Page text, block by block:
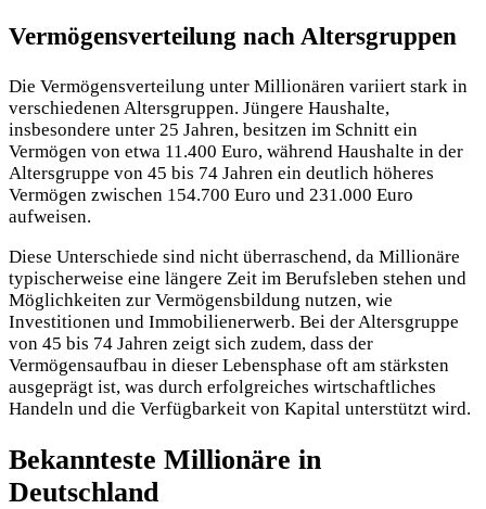
Vermögensverteilung nach Altersgruppen
Die Vermögensverteilung unter Millionären variiert stark in
verschiedenen Altersgruppen. Jüngere Haushalte,
insbesondere unter 25 Jahren, besitzen im Schnitt ein
Vermögen von etwa 11.400 Euro, während Haushalte in der
Altersgruppe von 45 bis 74 Jahren ein deutlich höheres
Vermögen zwischen 154.700 Euro und 231.000 Euro
aufweisen.
Diese Unterschiede sind nicht überraschend, da Millionäre
typischerweise eine längere Zeit im Berufsleben stehen und
Möglichkeiten zur Vermögensbildung nutzen, wie
Investitionen und Immobilienerwerb. Bei der Altersgruppe
von 45 bis 74 Jahren zeigt sich zudem, dass der
Vermögensaufbau in dieser Lebensphase oft am stärksten
ausgeprägt ist, was durch erfolgreiches wirtschaftliches
Handeln und die Verfügbarkeit von Kapital unterstützt wird.
Bekannteste Millionäre in
Deutschland